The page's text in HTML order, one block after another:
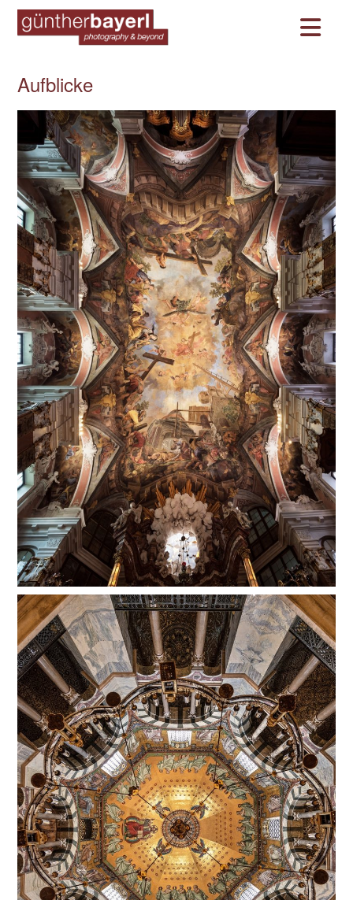
Aufblicke